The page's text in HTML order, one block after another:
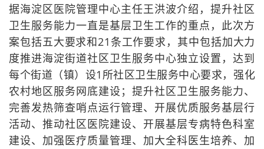
据海淀区医院管理中心主任王洪波介绍，提升社区
卫生服务能力一直是基层卫生工作的重点，此次方
案包括五大要求和21条工作要求，其中包括加大力
度推进海淀街道社区卫生服务中心独立设置，达到
每个街道（镇）设1所社区卫生服务中心要求，强化
农村地区服务网底建设；提升社区卫生服务能力、
完善发热筛查哨点运行管理、开展优质服务基层行
活动、推动社区医院建设、开展基层专病特色科室
建设、加强医疗质量管理、加大全科医生培养、加